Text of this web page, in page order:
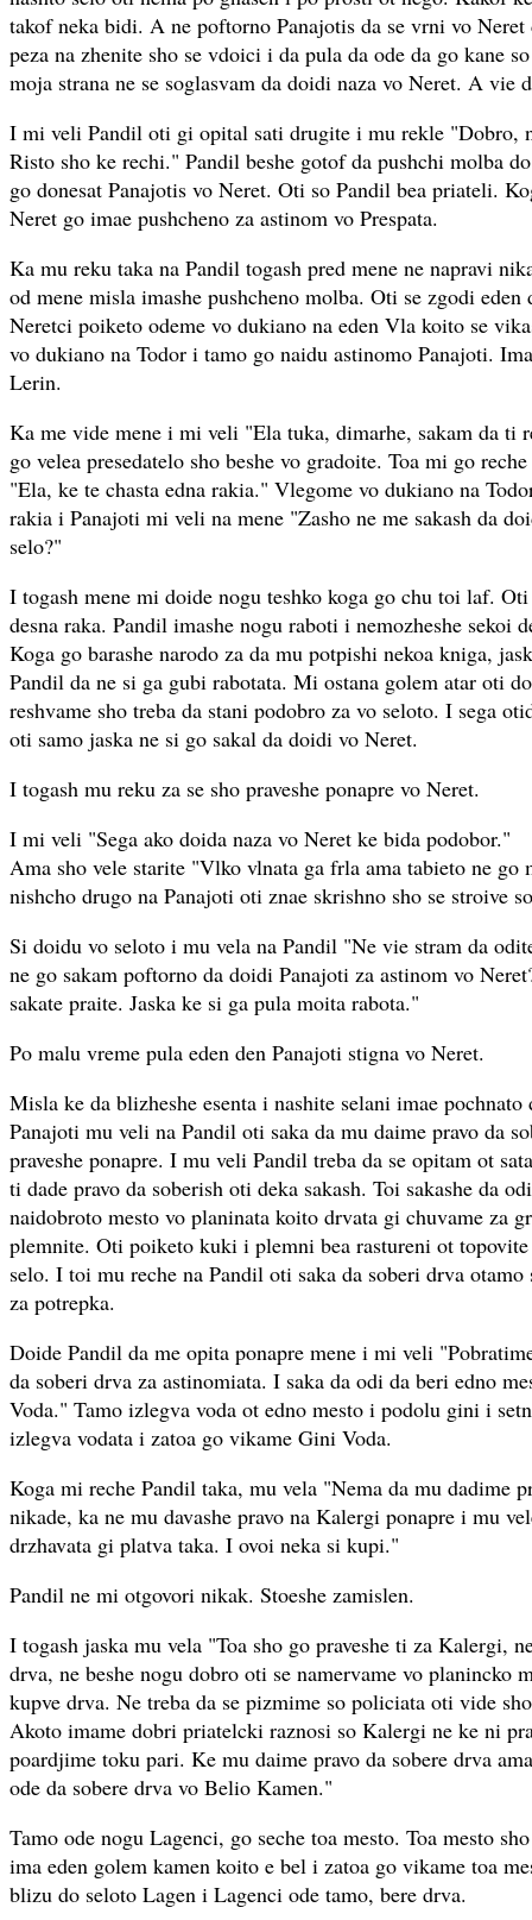
takof neka bidi. A ne poftorno Panajotis da se vrni vo Neret
peza na zhenite sho se vdoici i da pula da ode da go kane
moja strana ne se soglasvam da doidi naza vo Neret. A vie
I mi veli Pandil oti gi opital sati drugite i mu rekle "Dobro,
Risto sho ke rechi." Pandil beshe gotof da pushchi molba
go donesat Panajotis vo Neret. Oti so Pandil bea priateli.
Neret go imae pushcheno za astinom vo Prespata.
Ka mu reku taka na Pandil togash pred mene ne napravi
od mene misla imashe pushcheno molba. Oti se zgodi
Neretci poiketo odeme vo dukiano na eden Vla koito se
vo dukiano na Todor i tamo go naidu astinomo Panajoti.
Lerin.
Ka me vide mene i mi veli "Ela tuka, dimarhe, sakam da ti
go velea presedatelo sho beshe vo gradoite. Toa mi go
"Ela, ke te chasta edna rakia." Vlegome vo dukiano na
rakia i Panajoti mi veli na mene "Zasho ne me sakash da
selo?"
I togash mene mi doide nogu teshko koga go chu toi laf.
desna raka. Pandil imashe nogu raboti i nemozheshe sekoi
Koga go barashe narodo za da mu potpishi nekoa kniga,
Pandil da ne si ga gubi rabotata. Mi ostana golem atar oti
reshvame sho treba da stani podobro za vo seloto. I sega
oti samo jaska ne si go sakal da doidi vo Neret.
I togash mu reku za se sho praveshe ponapre vo Neret.
I mi veli "Sega ako doida naza vo Neret ke bida podobor."
Ama sho vele starite "Vlko vlnata ga frla ama tabieto ne go
nishcho drugo na Panajoti oti znae skrishno sho se stroive
Si doidu vo seloto i mu vela na Pandil "Ne vie stram da
ne go sakam poftorno da doidi Panajoti za astinom vo
sakate praite. Jaska ke si ga pula moita rabota."
Po malu vreme pula eden den Panajoti stigna vo Neret.
Misla ke da blizheshe esenta i nashite selani imae
Panajoti mu veli na Pandil oti saka da mu daime pravo da
praveshe ponapre. I mu veli Pandil treba da se opitam ot
ti dade pravo da soberish oti deka sakash. Toi sakashe da
naidobroto mesto vo planinata koito drvata gi chuvame za
plemnite. Oti poiketo kuki i plemni bea rastureni ot
selo. I toi mu reche na Pandil oti saka da soberi drva
za potrepka.
Doide Pandil da me opita ponapre mene i mi veli
da soberi drva za astinomiata. I saka da odi da beri edno
Voda." Tamo izlegva voda ot edno mesto i podolu gini i
izlegva vodata i zatoa go vikame Gini Voda.
Koga mi reche Pandil taka, mu vela "Nema da mu dadime
nikade, ka ne mu davashe pravo na Kalergi ponapre i mu
drzhavata gi platva taka. I ovoi neka si kupi."
Pandil ne mi otgovori nikak. Stoeshe zamislen.
I togash jaska mu vela "Toa sho go praveshe ti za Kalergi,
drva, ne beshe nogu dobro oti se namervame vo planincko
kupve drva. Ne treba da se pizmime so policiata oti vide
Akoto imame dobri priatelcki raznosi so Kalergi ne ke ni
poardjime toku pari. Ke mu daime pravo da sobere drva
ode da sobere drva vo Belio Kamen."
Tamo ode nogu Lagenci, go seche toa mesto. Toa mesto
ima eden golem kamen koito e bel i zatoa go vikame toa
blizu do seloto Lagen i Lagenci ode tamo, bere drva.